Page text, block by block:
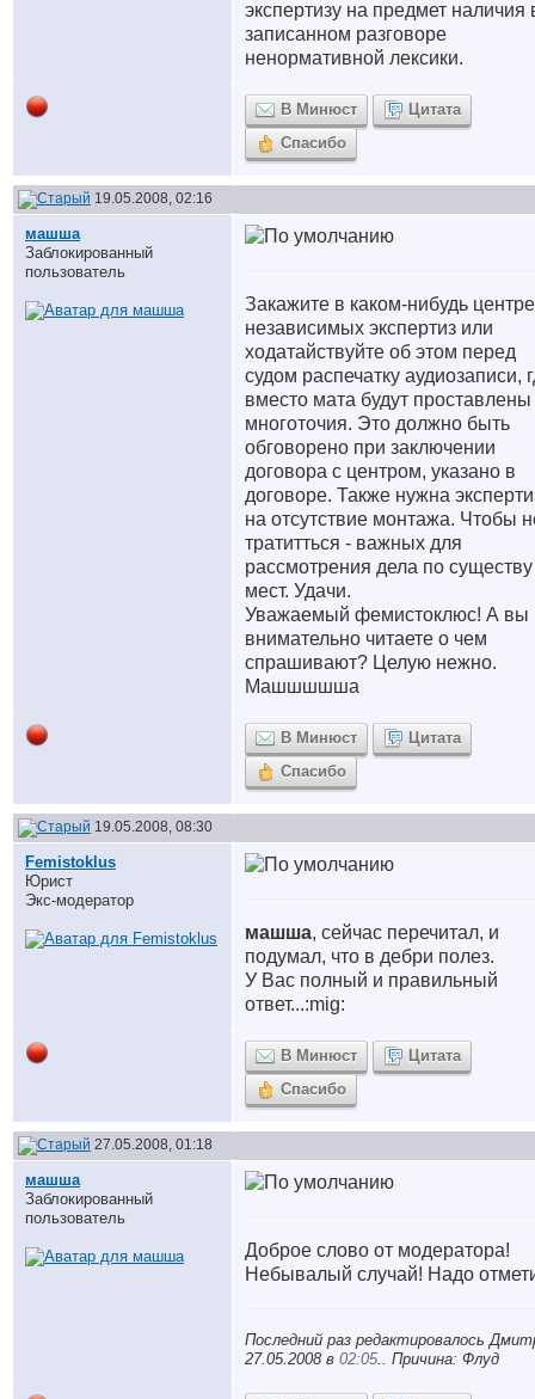
экспертизу на предмет наличия
записанном разговоре
ненормативной лексики.
В Минюст
Цитата
Спасибо
19.05.2008, 02:16
машша
Заблокированный
пользователь
Закажите в каком-нибудь центре
независимых экспертиз или
ходатайствуйте об этом перед
судом распечатку аудиозаписи,
вместо мата будут проставлены
многоточия. Это должно быть
обговорено при заключении
договора с центром, указано в
договоре. Также нужна
на отсутствие монтажа. Чтобы
тратитться - важных для
рассмотрения дела по существу
мест. Удачи.
Уважаемый фемистоклюс! А вы
внимательно читаете о чем
спрашивают? Целую нежно.
Машшшшша
В Минюст
Цитата
Спасибо
19.05.2008, 08:30
Femistoklus
Юрист
Экс-модератор
машша, сейчас перечитал, и
подумал, что в дебри полез.
У Вас полный и правильный
ответ...:mig:
В Минюст
Цитата
Спасибо
27.05.2008, 01:18
машша
Заблокированный
пользователь
Доброе слово от модератора!
Небывалый случай! Надо
Последний раз редактировалось
27.05.2008 в 02:05.. Причина: Флуд